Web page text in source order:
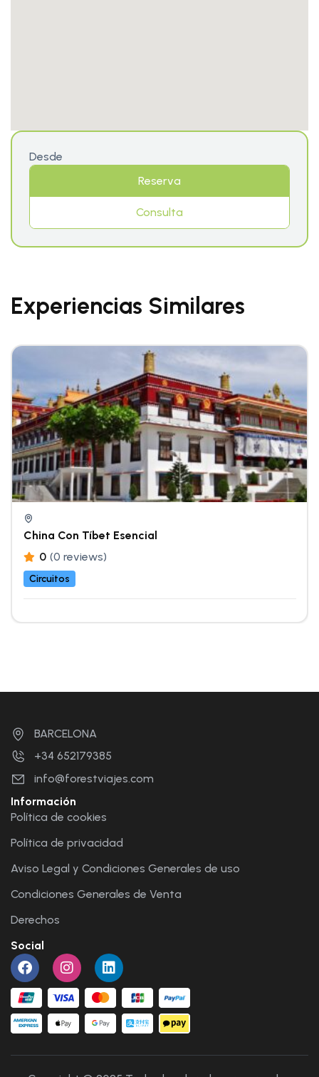
Desde
Reserva
Consulta
Experiencias Similares
China Con Tíbet Esencial
0 (0 reviews)
Circuitos
BARCELONA
+34 652179385
info@forestviajes.com
Información
Política de cookies
Política de privacidad
Aviso Legal y Condiciones Generales de uso
Condiciones Generales de Venta
Derechos
Social